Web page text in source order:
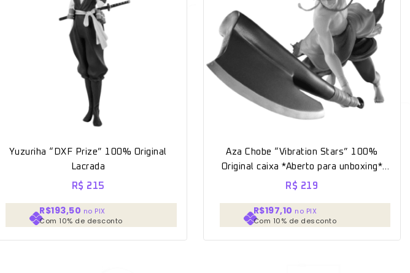
Yuzuriha “DXF Prize” 100% Original
Lacrada
R$ 215
R$193,50 no PIX
Com 10% de desconto
Aza Chobe “Vibration Stars” 100%
Original caixa *Aberto para unboxing*
[Banpresto]
R$ 219
R$197,10 no PIX
Com 10% de desconto